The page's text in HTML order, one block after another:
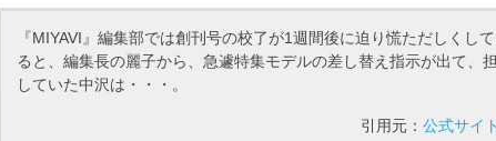
『MIYAVI』編集部では創刊号の校了が1週間後に迫り慌ただしくし
ると、編集長の麗子から、急遽特集モデルの差し替え指示が出て、
していた中沢は・・・。
引用元： 公式サイト